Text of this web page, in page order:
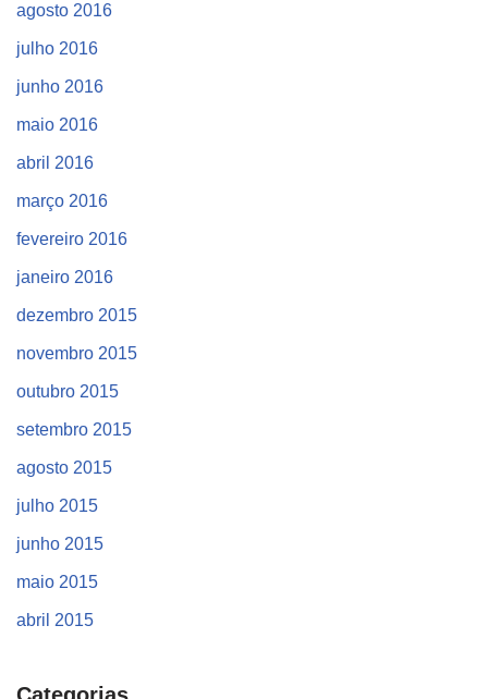
agosto 2016
julho 2016
junho 2016
maio 2016
abril 2016
março 2016
fevereiro 2016
janeiro 2016
dezembro 2015
novembro 2015
outubro 2015
setembro 2015
agosto 2015
julho 2015
junho 2015
maio 2015
abril 2015